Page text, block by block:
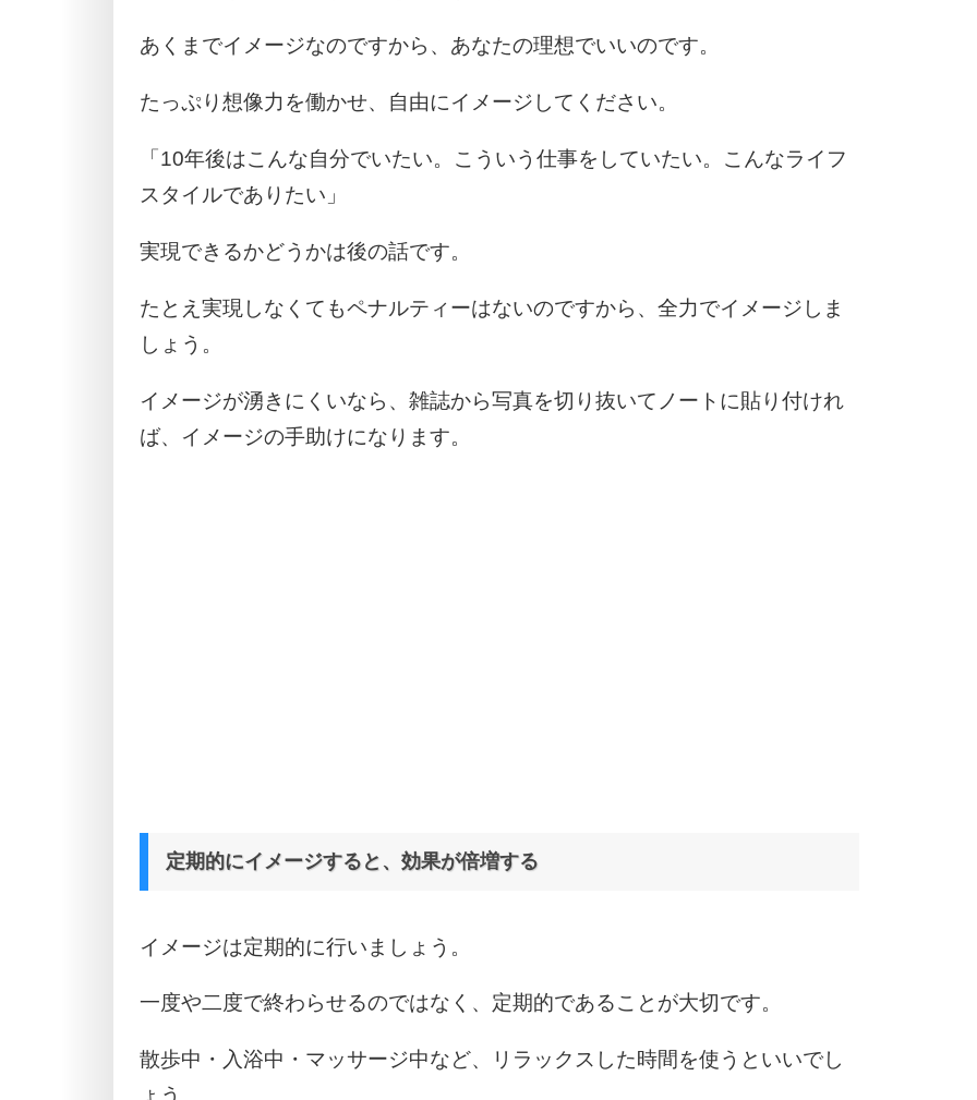
あくまでイメージなのですから、あなたの理想でいいのです。
たっぷり想像力を働かせ、自由にイメージしてください。
「10年後はこんな自分でいたい。こういう仕事をしていたい。こんなライフ
スタイルでありたい」
実現できるかどうかは後の話です。
たとえ実現しなくてもペナルティーはないのですから、全力でイメージしま
しょう。
イメージが湧きにくいなら、雑誌から写真を切り抜いてノートに貼り付けれ
ば、イメージの手助けになります。
定期的にイメージすると、効果が倍増する
イメージは定期的に行いましょう。
一度や二度で終わらせるのではなく、定期的であることが大切です。
散歩中・入浴中・マッサージ中など、リラックスした時間を使うといいでし
ょう。